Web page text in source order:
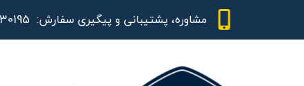
مشاوره، پشتیبانی و پیگیری سفارش:01344530195 - 09111843948